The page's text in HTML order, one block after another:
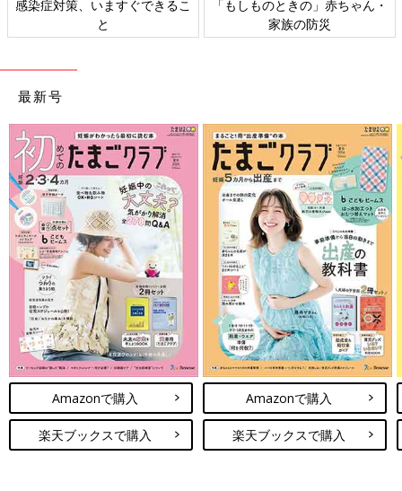
ゃん・
日本外来小児科学会リーフレッ
六星占術 細木かおりさ
最新号
Amazonで購入
楽天ブックスで購入
Amazonで購入
楽天ブックスで購入